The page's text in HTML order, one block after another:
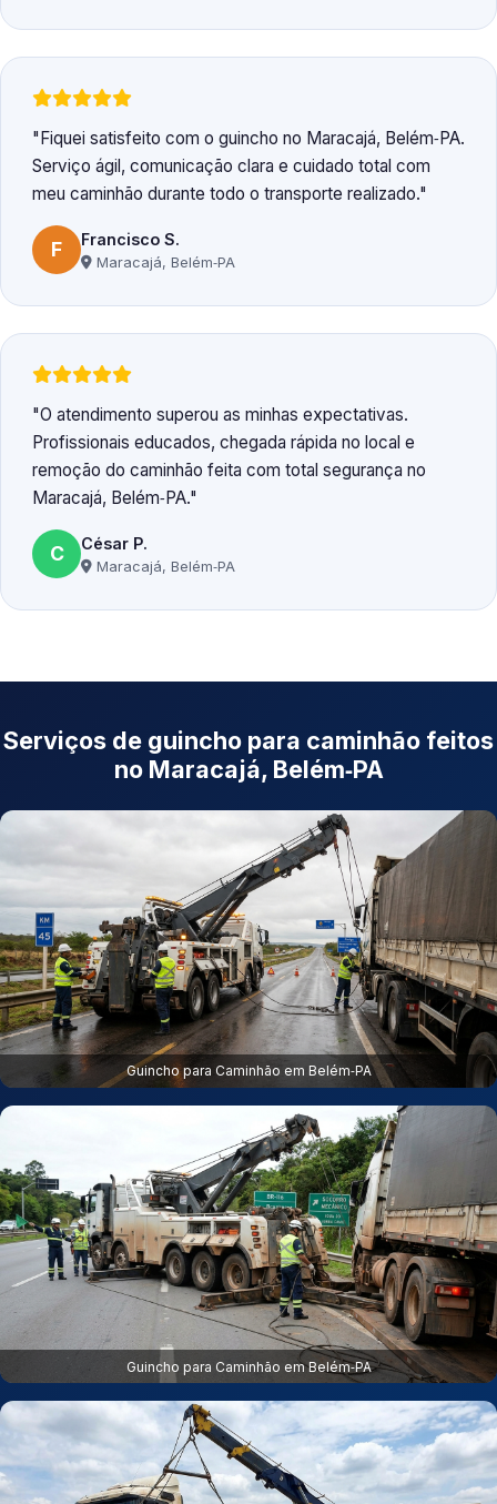
Fiquei satisfeito com o guincho no Maracajá, Belém‑PA.
Serviço ágil, comunicação clara e cuidado total com
meu caminhão durante todo o transporte realizado.
F Francisco S.
Maracajá, Belém‑PA
O atendimento superou as minhas expectativas.
Profissionais educados, chegada rápida no local e
remoção do caminhão feita com total segurança no
Maracajá, Belém‑PA.
C César P.
Maracajá, Belém‑PA
Serviços de guincho para caminhão feitos
no Maracajá, Belém‑PA
Guincho para Caminhão em Belém‑PA
Guincho para Caminhão em Belém‑PA